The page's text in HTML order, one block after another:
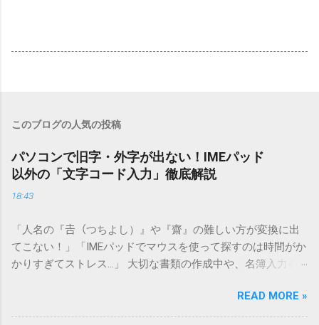
このブログの人気の投稿
パソコンで旧字・外字が出ない！IMEパッド
以外の「文字コード入力」徹底解説
18:43
「人名の『𠮷（つちよし）』や『齋』の難しい方が変換に出
てこない！」「IMEパッドでマウスを使って探すのは時間がか
かりすぎてストレス…」 大切な書類の作成中や、名簿入力を
てしまいますよね。多くの人が「IMEパッド（手書き入力）」
を使いますが、実はマウスで一画ずつ書くのは非効率です
READ MORE »